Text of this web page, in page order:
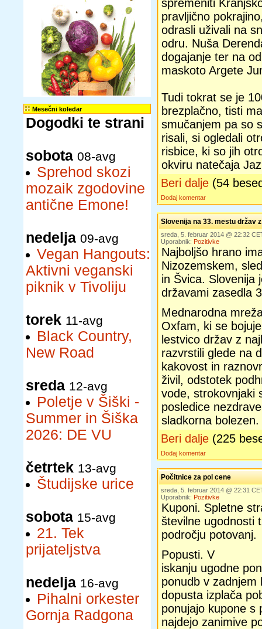
Mesečni koledar
Dogodki te strani
sobota 08-avg
Sprehod skozi
mozaik zgodovine
antične Emone!
nedelja 09-avg
Vegan Hangouts:
Aktivni veganski
piknik v Tivoliju
torek 11-avg
Black Country,
New Road
sreda 12-avg
Poletje v Šiški -
Summer in Šiška
2026: DE VU
četrtek 13-avg
Študijske urice
sobota 15-avg
21. Tek
prijateljstva
nedelja 16-avg
Pihalni orkester
Gornja Radgona
spremeniti
pravljično
odrasli uživali na
odru. Nuša
dogajanje ter na
maskoto Argete
Tudi tokrat se je
brezplačno, tisti
smučanjem pa so
risali, si ogledali
risbice, ki so jih
okviru natečaja
Beri dalje (54
Dodaj komentar
Slovenija na 33. mestu držav
sreda, 5. februar 2014 @ 22:32
Uporabnik: Pozitivke
Najboljšo hrano
Nizozemskem,
in Švica. Slovenija
državami zasedla
Mednarodna
Oxfam, ki se
lestvico držav z
razvrstili glede na
kakovost in
živil, odstotek
vode, strokovnjaki
posledice
sladkorna bolezen.
Beri dalje (225
Dodaj komentar
Počitnice za pol cene
sreda, 5. februar 2014 @ 22:31
Uporabnik: Pozitivke
Kuponi. Spletne
številne ugodnosti
področju potovanj.
Popusti. V
iskanju ugodne
ponudb v zadnjem
dopusta izplača
ponujajo kupone s
najdejo zanimive